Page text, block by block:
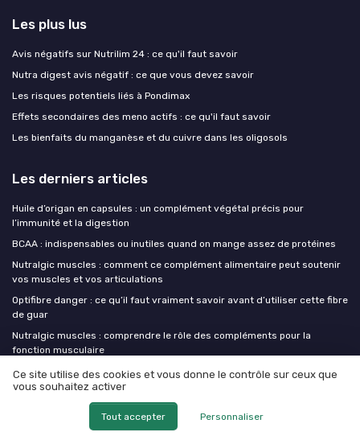
Les plus lus
Avis négatifs sur Nutrilim 24 : ce qu'il faut savoir
Nutra digest avis négatif : ce que vous devez savoir
Les risques potentiels liés à Pondimax
Effets secondaires des meno actifs : ce qu'il faut savoir
Les bienfaits du manganèse et du cuivre dans les oligosols
Les derniers articles
Huile d’origan en capsules : un complément végétal précis pour
l’immunité et la digestion
BCAA : indispensables ou inutiles quand on mange assez de protéines
Nutralgic muscles : comment ce complément alimentaire peut soutenir
vos muscles et vos articulations
Optifibre danger : ce qu’il faut vraiment savoir avant d’utiliser cette fibre
de guar
Nutralgic muscles : comprendre le rôle des compléments pour la
fonction musculaire
Mes complements alimentaires
Ce site utilise des cookies et vous donne le contrôle sur ceux que
vous souhaitez activer
Tout accepter Personnaliser